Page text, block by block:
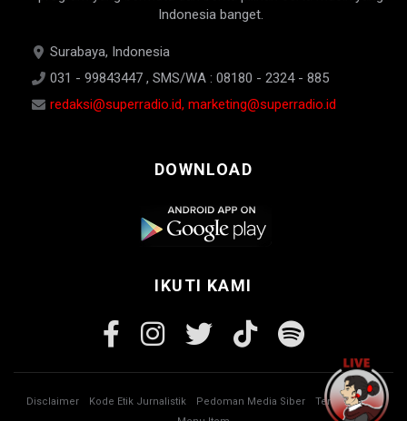
Indonesia banget.
Surabaya, Indonesia
031 - 99843447 , SMS/WA : 08180 - 2324 - 885
redaksi@superradio.id, marketing@superradio.id
DOWNLOAD
IKUTI KAMI
Disclaimer Kode Etik Jurnalistik Pedoman Media Siber
Tentang Kami